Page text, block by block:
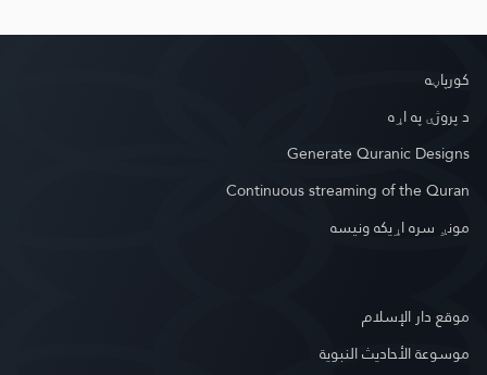
کور‌پاڼه
د پروژې په اړه
Generate Quranic Designs
Continuous streaming of the Quran
مونږ سره اړیکه ونیسه
موقع دار الإسلام
موسوعة الأحاديث النبوية